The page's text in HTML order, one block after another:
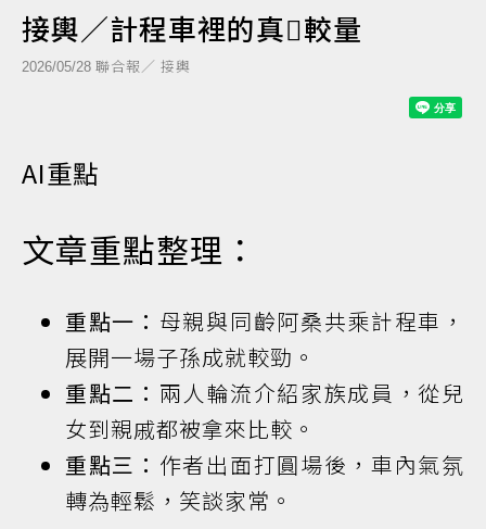
接輿／計程車裡的真𠢕較量
2026/05/28 聯合報／ 接輿
AI重點
文章重點整理：
重點一： 母親與同齡阿桑共乘計程車，
展開一場子孫成就較勁。
重點二： 兩人輪流介紹家族成員，從兒
女到親戚都被拿來比較。
重點三： 作者出面打圓場後，車內氣氛
轉為輕鬆，笑談家常。